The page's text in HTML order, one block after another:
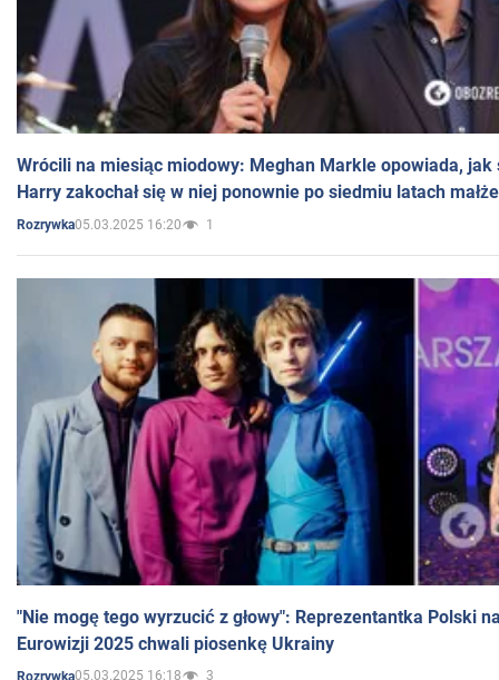
Wrócili na miesiąc miodowy: Meghan Markle opowiada, jak
Harry zakochał się w niej ponownie po siedmiu latach
Rozrywka05.03.2025 16:20 1
"Nie mogę tego wyrzucić z głowy": Reprezentantka Polski
Eurowizji 2025 chwali piosenkę Ukrainy
Rozrywka05.03.2025 16:18 3